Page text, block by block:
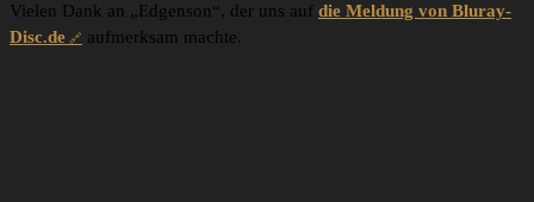
Vielen Dank an „Edgenson“, der uns auf die Meldung von Bluray-
Disc.de
aufmerksam machte.